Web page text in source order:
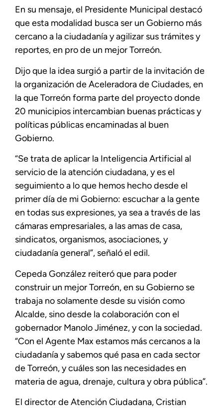
En su mensaje, el Presidente Municipal destacó
que esta modalidad busca ser un Gobierno más
cercano a la ciudadanía y agilizar sus trámites y
reportes, en pro de un mejor Torreón.
Dijo que la idea surgió a partir de la invitación de
la organización de Aceleradora de Ciudades, en
la que Torreón forma parte del proyecto donde
20 municipios intercambian buenas prácticas y
políticas públicas encaminadas al buen
Gobierno.
“Se trata de aplicar la Inteligencia Artificial al
servicio de la atención ciudadana, y es el
seguimiento a lo que hemos hecho desde el
primer día de mi Gobierno: escuchar a la gente
en todas sus expresiones, ya sea a través de las
cámaras empresariales, a las amas de casa,
sindicatos, organismos, asociaciones, y
ciudadanía general”, señaló el edil.
Cepeda González reiteró que para poder
construir un mejor Torreón, en su Gobierno se
trabaja no solamente desde su visión como
Alcalde, sino desde la colaboración con el
gobernador Manolo Jiménez, y con la sociedad.
“Con el Agente Max estamos más cercanos a la
ciudadanía y sabemos qué pasa en cada sector
de Torreón, y cuáles son las necesidades en
materia de agua, drenaje, cultura y obra pública”.
El director de Atención Ciudadana, Cristian